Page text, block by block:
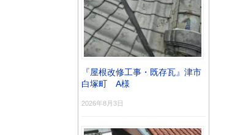
『屋根改修工事・既存瓦』津市
白塚町 A様
2026年8月3日